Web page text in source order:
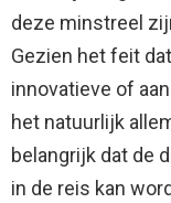
deze minstreel
Gezien het feit
innovatieve of
het natuurlijk
belangrijk dat de
in de reis kan